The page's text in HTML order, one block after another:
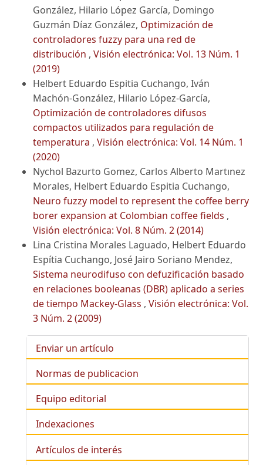
González, Hilario López García, Domingo
Guzmán Díaz González, Optimización de
controladores fuzzy para una red de
distribución , Visión electrónica: Vol. 13 Núm. 1
(2019)
Helbert Eduardo Espitia Cuchango, Iván
Machón-González, Hilario López-García,
Optimización de controladores difusos
compactos utilizados para regulación de
temperatura , Visión electrónica: Vol. 14 Núm. 1
(2020)
Nychol Bazurto Gomez, Carlos Alberto Martınez
Morales, Helbert Eduardo Espitia Cuchango,
Neuro fuzzy model to represent the coffee berry
borer expansion at Colombian coffee fields ,
Visión electrónica: Vol. 8 Núm. 2 (2014)
Lina Cristina Morales Laguado, Helbert Eduardo
Espítia Cuchango, José Jairo Soriano Mendez,
Sistema neurodifuso con defuzificación basado
en relaciones booleanas (DBR) aplicado a series
de tiempo Mackey-Glass , Visión electrónica: Vol.
3 Núm. 2 (2009)
Enviar un artículo
Normas de publicacion
Equipo editorial
Indexaciones
Artículos de interés